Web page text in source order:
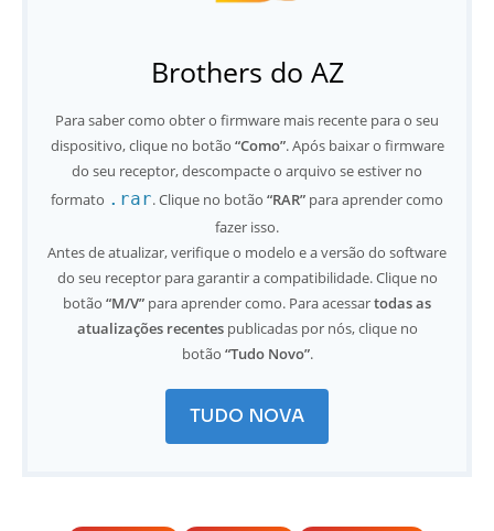
Brothers do AZ
Para saber como obter o firmware mais recente para o seu
dispositivo, clique no botão “Como”. Após baixar o firmware
do seu receptor, descompacte o arquivo se estiver no
formato .rar. Clique no botão “RAR” para aprender como
fazer isso.
Antes de atualizar, verifique o modelo e a versão do software
do seu receptor para garantir a compatibilidade. Clique no
botão “M/V” para aprender como. Para acessartodas as
atualizações recentespublicadas por nós, clique no
botão “Tudo Novo”.
TUDO NOVA